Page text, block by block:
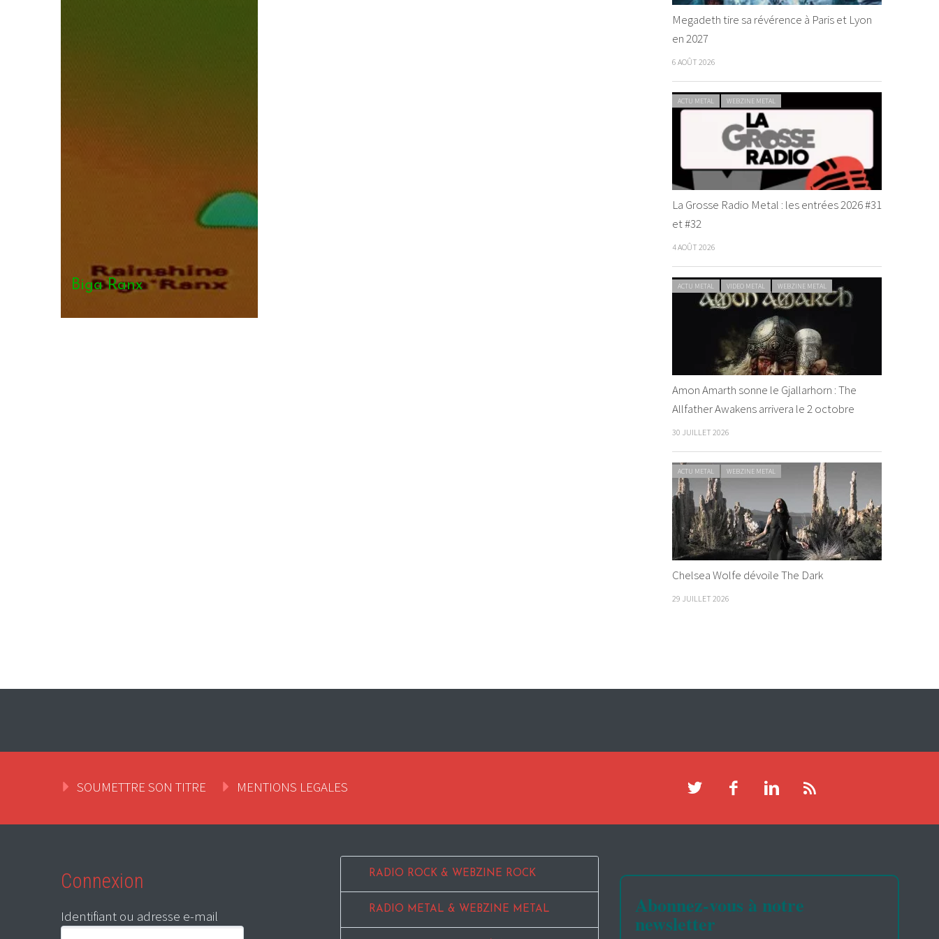
Biga Ranx
Megadeth tire sa révérence à Paris et Lyon
en 2027
6 AOÛT 2026
ACTU METAL WEBZINE METAL
La Grosse Radio Metal : les entrées 2026 #31
et #32
4 AOÛT 2026
ACTU METAL VIDEO METAL WEBZINE METAL
Amon Amarth sonne le Gjallarhorn : The
Allfather Awakens arrivera le 2 octobre
30 JUILLET 2026
ACTU METAL WEBZINE METAL
Chelsea Wolfe dévoile The Dark
29 JUILLET 2026
SOUMETTRE SON TITRE MENTIONS LEGALES
Connexion
Identifiant ou adresse e-mail
RADIO ROCK & WEBZINE ROCK
RADIO METAL & WEBZINE METAL Abonnez-vous à notre
newsletter